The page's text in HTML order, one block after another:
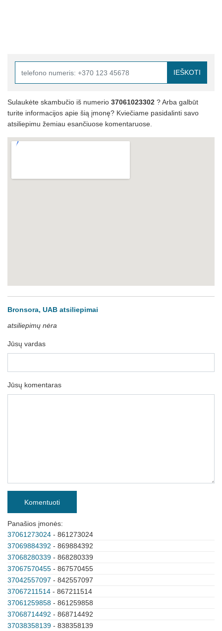
IEŠKOTI
Sulaukėte skambučio iš numerio 37061023302 ? Arba galbūt
turite informacijos apie šią įmonę? Kviečiame pasidalinti savo
atsiliepimu žemiau esančiuose komentaruose.
Bronsora, UAB atsiliepimai
atsiliepimų nėra
Jūsų vardas
Jūsų komentaras
Komentuoti
Panašios įmonės:
37061273024 - 861273024
37069884392 - 869884392
37068280339 - 868280339
37067570455 - 867570455
37042557097 - 842557097
37067211514 - 867211514
37061259858 - 861259858
37068714492 - 868714492
37038358139 - 838358139